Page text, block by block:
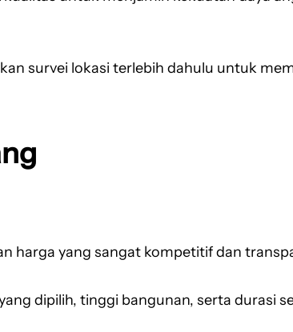
survei lokasi terlebih dahulu untuk
harga yang sangat kompetitif dan
dipilih, tinggi bangunan, serta durasi